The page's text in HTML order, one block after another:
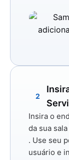
2
Insira o
da sua
. Use seu
usuário e